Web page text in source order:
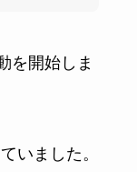
を開始しま
いました。